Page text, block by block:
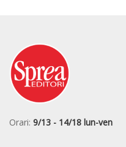
Orari: 9/13 - 14/18 lun-ven